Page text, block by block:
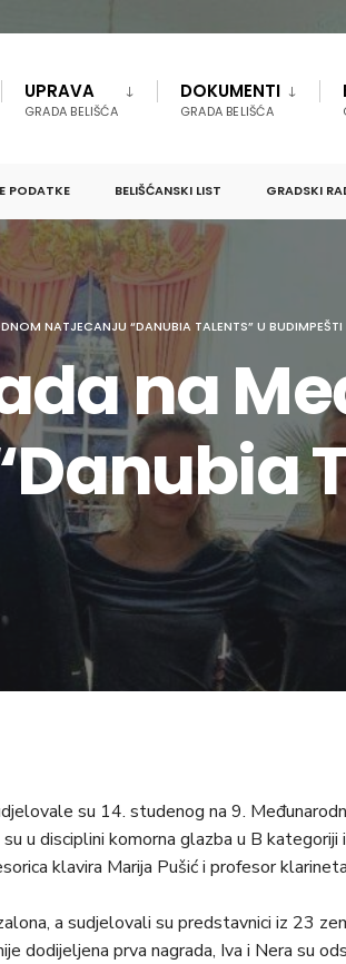
UPRAVA
GRADA BELIŠĆA
DOKUMENTI
GRADA BELIŠĆA
PODATKE BELIŠĆANSKI LIST GRADSKI
NATJECANJU “DANUBIA TALENTS” U BUDIMPEŠTI
na
su 14. studenog na 9.
u disciplini komorna glazba u B kategoriji
klavira Marija Pušić i profesor
a sudjelovali su predstavnici iz 23
dodijeljena prva nagrada, Iva i Nera su